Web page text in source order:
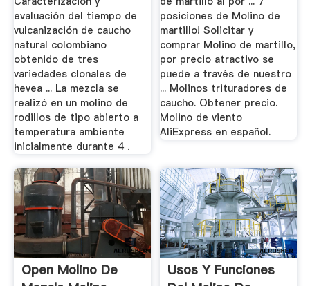
evaluación del tiempo de
vulcanización de caucho
natural colombiano
obtenido de tres
variedades clonales de
hevea ... La mezcla se
realizó en un molino de
rodillos de tipo abierto a
temperatura ambiente
inicialmente durante 4 .
posiciones de Molino de
martillo! Solicitar y
comprar Molino de martillo,
por precio atractivo se
puede a través de nuestro
... Molinos trituradores de
caucho. Obtener precio.
Molino de viento
AliExpress en español.
Open Molino De
Usos Y Funciones